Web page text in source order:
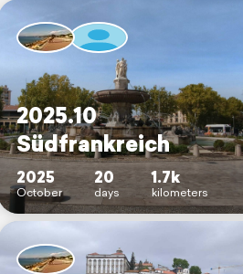
2025.10
Südfrankreich
2025
October
20
days
1.7k
kilometers